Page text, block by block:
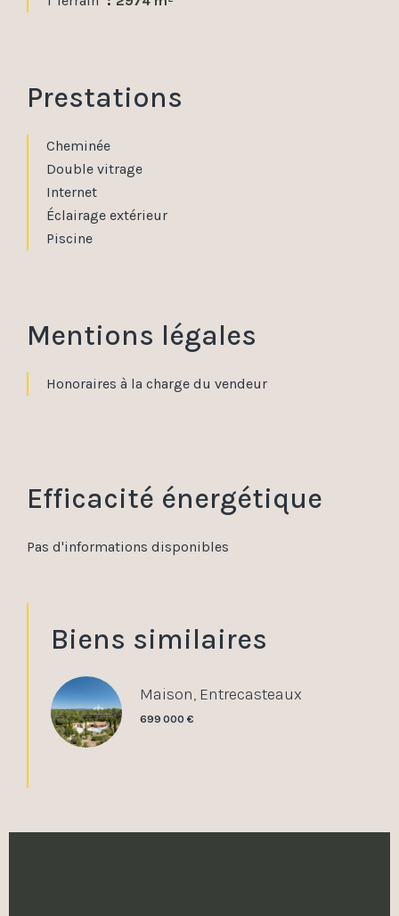
Prestations
Cheminée
Double vitrage
Internet
Éclairage extérieur
Piscine
Mentions légales
Honoraires à la charge du vendeur
Efficacité énergétique
Pas d'informations disponibles
Biens similaires
Maison, Entrecasteaux
699 000 €